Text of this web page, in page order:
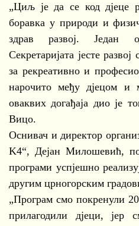
„Циљ је да се код дјеце
боравка у природи и
здрав развој. Један
Секретаријата јесте
за рекреативно и
нарочито међу дјецом и
оваквих догађаја дио је
Вицо.
Оснивач и директор
K4“, Дејан Милошевић,
програми успјешно
другим црногорским
„Програм смо покренули
прилагодили дјеци, јер